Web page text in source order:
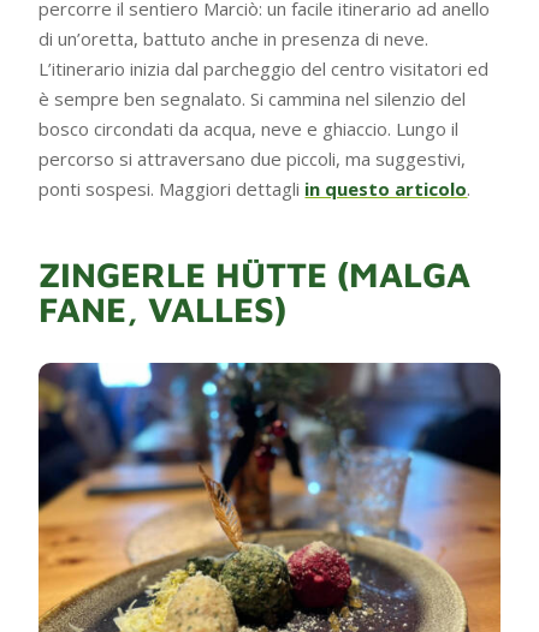
percorre il sentiero Marciò: un facile itinerario ad anello
di un’oretta, battuto anche in presenza di neve.
L’itinerario inizia dal parcheggio del centro visitatori ed
è sempre ben segnalato. Si cammina nel silenzio del
bosco circondati da acqua, neve e ghiaccio. Lungo il
percorso si attraversano due piccoli, ma suggestivi,
ponti sospesi. Maggiori dettagli in questo articolo.
ZINGERLE HÜTTE (MALGA
FANE, VALLES)